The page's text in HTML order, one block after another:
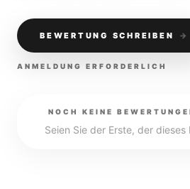
BEWERTUNG SCHREIBEN →
ANMELDUNG ERFORDERLICH
NOCH KEINE
Seien Sie der Erste, der